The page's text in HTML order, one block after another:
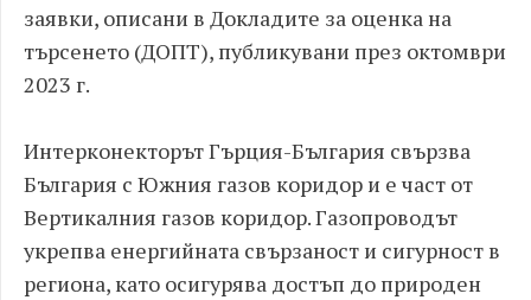
заявки, описани в Докладите за оценка на
търсенето (ДОПТ), публикувани през октомври
2023 г.
Интерконекторът Гърция-България свързва
България с Южния газов коридор и е част от
Вертикалния газов коридор. Газопроводът
укрепва енергийната свързаност и сигурност в
региона, като осигурява достъп до природен